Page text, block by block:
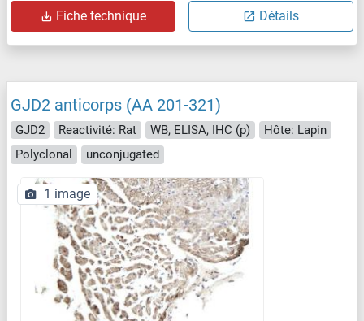
Fiche technique Détails
GJD2 anticorps (AA 201-321)
GJD2 Reactivité: Rat WB, ELISA, IHC (p)
Hôte: Lapin
Polyclonal
unconjugated
1 image